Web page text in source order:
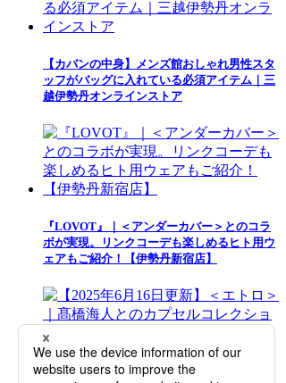
【カバンの中身】メンズ館おしゃれ男性スタ
ッフがバッグに入れている必須アイテム｜三
越伊勢丹オンラインストア
『LOVOT』｜＜アンダーカバー＞とのコラ
ボが実現。リンクコーデも楽しめるヒト用ウ
ェアもご紹介！【伊勢丹新宿店】